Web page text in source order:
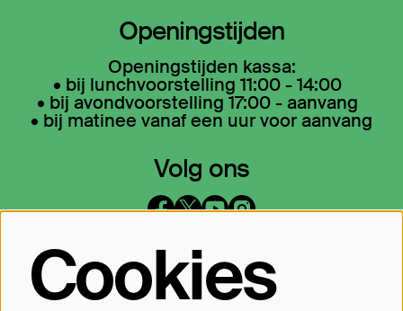
Openingstijden
Openingstijden kassa:
• bij lunchvoorstelling 11:00 - 14:00
• bij avondvoorstelling 17:00 - aanvang
• bij matinee vanaf een uur voor aanvang
Volg ons
Op de hoogte blijven?
Cookies